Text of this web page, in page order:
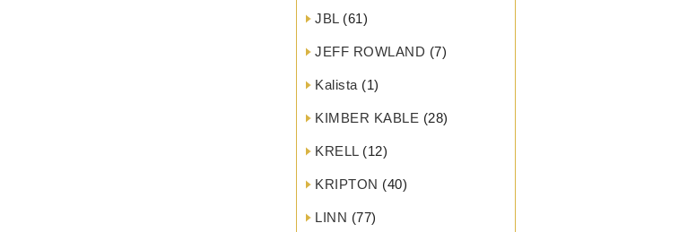
JBL(61)
JEFF ROWLAND (7)
Kalista (1)
KIMBER KABLE (28)
KRELL(12)
KRIPTON (40)
LINN (77)